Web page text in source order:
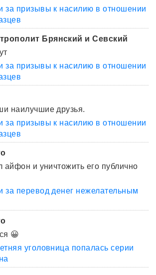
за призывы к насилию в отношении
Брянский и Севский
за призывы к насилию в отношении
наилучшие друзья.
за призывы к насилию в отношении
айфон и уничтожить его публично
за перевод денег нежелательным
😀
уголовница попалась серии